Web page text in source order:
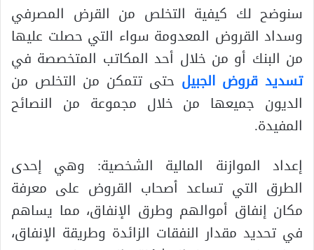
سنوضح لك كيفية التخلص من القرض المصرفي
وسداد القروض المعدومة سواء التي حصلت عليها
من البنك أو من خلال أحد المكاتب المتخصصة في
تسديد قروض الجبيل حتى تتمكن من التخلص من
الديون جميعها من خلال مجموعة من النصائح
المفيدة.
إعداد الموازنة المالية الشخصية: وهي إحدى
الطرق التي تساعد أصحاب القروض على معرفة
مكان إنفاق أموالهم وطرق الإنفاق، مما يساهم
في تحديد مقدار النفقات الزائدة وطريقة الإنفاق،